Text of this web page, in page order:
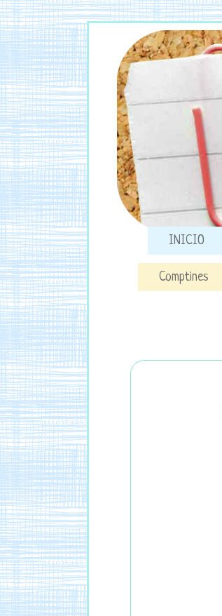
INICIO
Comptines